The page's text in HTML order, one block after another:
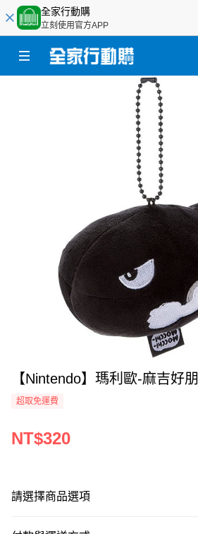
全家行動購
立刻使用官方APP
【Nintendo】瑪利歐-麻吉好
超取免運費
NT$320
請選擇商品選項